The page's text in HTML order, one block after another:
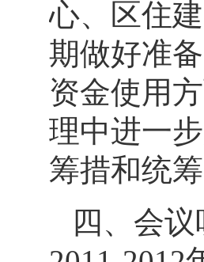
心、区住
期做好准
资金使用
理中进一
筹措和统筹
四、会